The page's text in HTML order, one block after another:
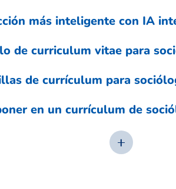
más inteligente con IA
de curriculum vitae para
de currículum para
en un currículum de